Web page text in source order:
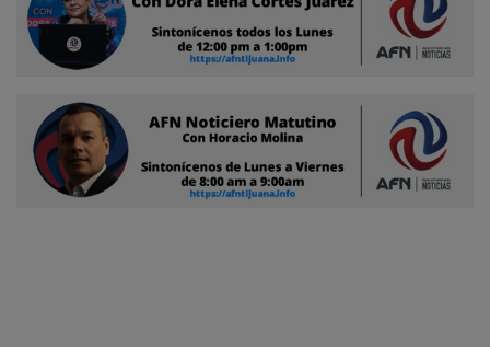
Ventas
Contacto
Reportero
Ciudadano